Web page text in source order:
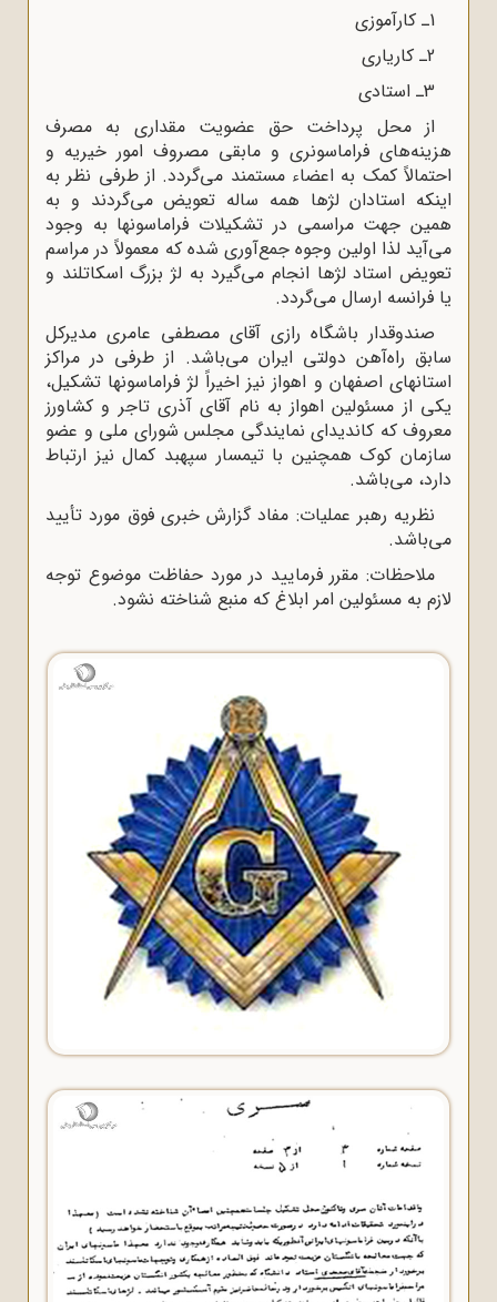
1ـ کارآموزى
2ـ کاریارى
3ـ استادى
از محل پرداخت حق عضویت مقدارى به مصرف
هزینه‌هاى فراماسونرى و مابقى مصروف امور خیریه و
احتمالاً کمک به اعضاء مستمند مى‌گردد. از طرفى نظر به
اینکه استادان لژها همه ساله تعویض مى‌گردند و به
همین جهت مراسمى در تشکیلات فراماسونها به وجود
مى‌آید لذا اولین وجوه جمع‌آورى شده که معمولاً در مراسم
تعویض استاد لژها انجام مى‌گیرد به لژ بزرگ اسکاتلند و
یا فرانسه ارسال مى‌گردد.
صندوقدار باشگاه رازى آقاى مصطفى عامرى مدیرکل
سابق راه‌آهن دولتى ایران مى‌باشد. از طرفى در مراکز
استانهاى اصفهان و اهواز نیز اخیراً لژ فراماسونها تشکیل،
یکى از مسئولین اهواز به نام آقاى آذرى تاجر و کشاورز
معروف که کاندیداى نمایندگى مجلس شوراى ملى و عضو
سازمان کوک همچنین با تیمسار سپهبد کمال نیز ارتباط
دارد، مى‌باشد.
نظریه رهبر عملیات: مفاد گزارش خبرى فوق مورد تأیید
مى‌باشد.
ملاحظات: مقرر فرمایید در مورد حفاظت موضوع توجه
لازم به مسئولین امر ابلاغ که منبع شناخته نشود.